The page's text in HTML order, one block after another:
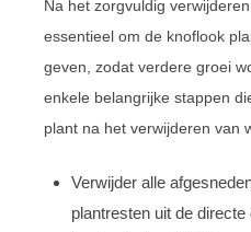
Na het zorgvuldig
essentieel om de knoflook
geven, zodat verdere groei
enkele belangrijke stappen
plant na het verwijderen van
Verwijder alle
plantresten uit de